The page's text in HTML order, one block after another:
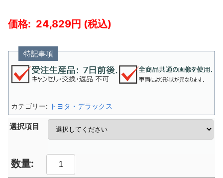
24,829
特記事項
選択項目
カテゴリー: トヨタ・デラックス